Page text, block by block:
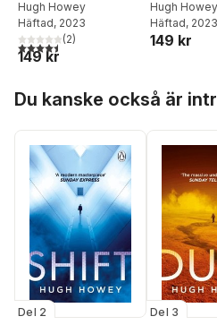
Hugh Howey
Häftad, 2023
4,5utav 5 stjärnor. Totalt antal röster:
(2)
149 kr
Hugh Howey
Häftad, 2023
149 kr
Du kanske också är
Del 2 Del 3